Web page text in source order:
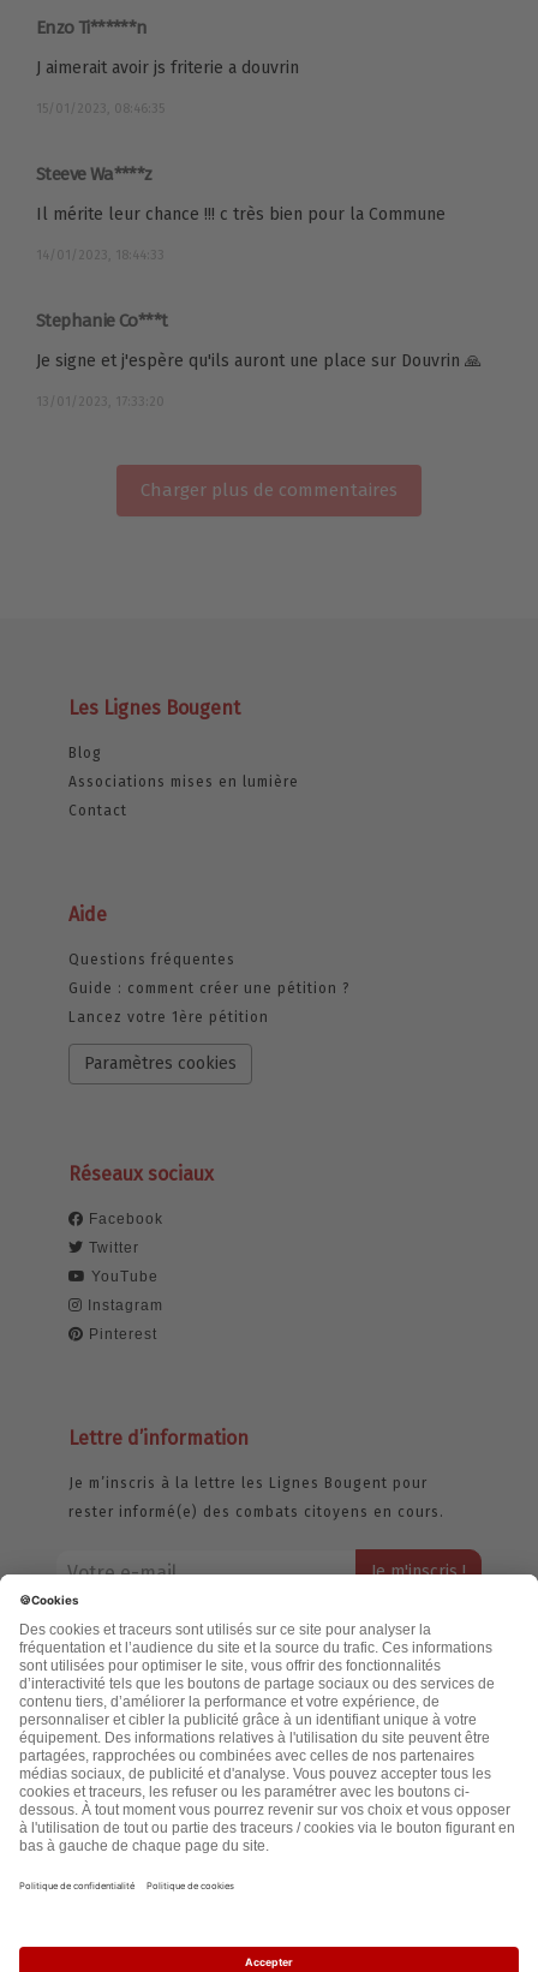
Enzo Ti******n
J aimerait avoir js friterie a douvrin
15/01/2023, 08:46:35
Steeve Wa****z
Il mérite leur chance !!! c très bien pour la Commune
14/01/2023, 18:44:33
Stephanie Co***t
Je signe et j'espère qu'ils auront une place sur Douvrin 🙏
13/01/2023, 17:33:20
Charger plus de commentaires
Les Lignes Bougent
Blog
Associations mises en lumière
Contact
Aide
Questions fréquentes
Guide : comment créer une pétition ?
Lancez votre 1ère pétition
Paramètres cookies
Réseaux sociaux
Facebook
Twitter
YouTube
Instagram
Pinterest
Lettre d’information
Je m’inscris à la lettre les Lignes Bougent pour
rester informé(e) des combats citoyens en cours.
jamais échangée. Pour consulter notre politique de confidentialité,
cliquez ici.
Accueil
Politique de confidentialité
Cookies